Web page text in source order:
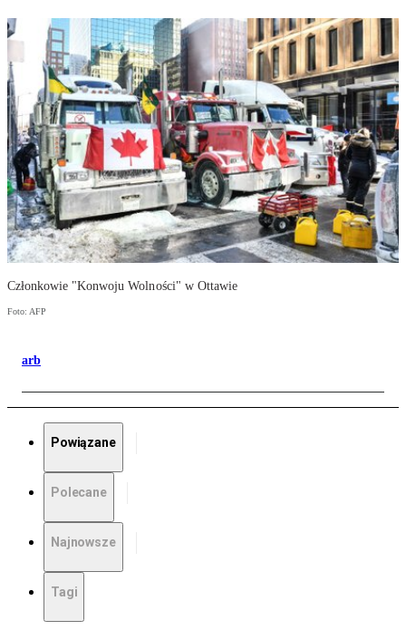
Członkowie "Konwoju Wolności" w Ottawie
Foto: AFP
arb
Powiązane
Polecane
Najnowsze
Tagi